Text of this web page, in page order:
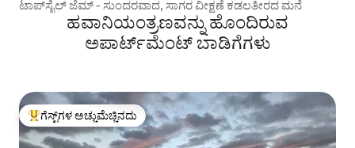
ಟಾಪ್‌ಸೈಲ್ ಜೆಮ್ - ಸುಂದರವಾದ, ಸಾಗರ ವೀಕ್ಷಣೆ ಕಡಲತೀರದ ಮನೆ
ಹವಾನಿಯಂತ್ರಣವನ್ನು ಹೊಂದಿರುವ
ಅಪಾರ್ಟ್‌ಮೆಂಟ್‌ ಬಾಡಿಗೆಗಳು
ಗೆಸ್ಟ್‌ಗಳಿಗೆ ಅತಿ ಹೆಚ್ಚು ಅಚ್ಚುಮೆಚ್ಚಿನದು
ಗೆಸ್ಟ್‌ಗಳ ಅಚ್ಚುಮೆಚ್ಚಿನದು